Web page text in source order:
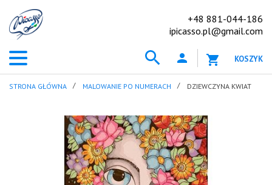
+48 881-044-186
ipicasso.pl@gmail.com
KOSZYK
STRONA GŁÓWNA MALOWANIE PO NUMERACH DZIEWCZYNA KWIAT